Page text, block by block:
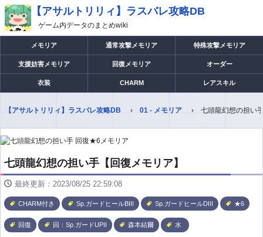
【アサルトリリィ】ラスバレ攻略DB
ゲーム内データのまとめwiki
メモリア 通常攻撃メモリア 特殊攻撃メモリア
支援妨害メモリア 回復メモリア オーダー
衣装 CHARM レアスキル
【アサルトリリィ】ラスバレ攻略DB 01 - メモリア 七頭龍幻想の担い
七頭龍幻想の担い手【回復メモリア】
最終更新：2023/08/25 22:59:08
CHARM付き Sp.ガードヒールBIII Sp.ガードヒールDIII ★6
回復 回：Sp.ガードUPII 森本結爾 水